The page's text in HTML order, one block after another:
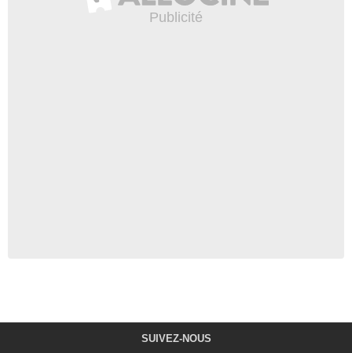
SUIVEZ-NOUS